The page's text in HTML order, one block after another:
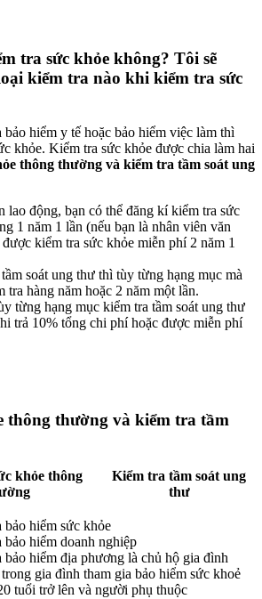
tra sức khỏe không? Tôi sẽ
kiểm tra nào khi kiểm tra sức
bảo hiểm y tế hoặc bảo hiểm việc làm thì
khỏe. Kiểm tra sức khỏe được chia làm hai
thông thường và kiểm tra tầm soát ung
lao động, bạn có thể đăng kí kiểm tra sức
1 năm 1 lần (nếu bạn là nhân viên văn
kiểm tra sức khỏe miễn phí 2 năm 1
soát ung thư thì tùy từng hạng mục mà
tra hàng năm hoặc 2 năm một lần.
từng hạng mục kiểm tra tầm soát ung thư
trả 10% tổng chi phí hoặc được miễn phí
thông thường và kiểm tra tầm
khỏe thông
Kiểm tra tầm soát ung
thư
hiểm sức khỏe
hiểm doanh nghiệp
hiểm địa phương là chủ hộ gia đình
gia đình tham gia bảo hiểm sức khoẻ
tuổi trở lên và người phụ thuộc